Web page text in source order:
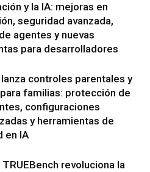
y la IA: mejoras en
seguridad avanzada,
agentes y nuevas
para desarrolladores
controles parentales y
familias: protección de
configuraciones
y herramientas de
en IA
revoluciona la